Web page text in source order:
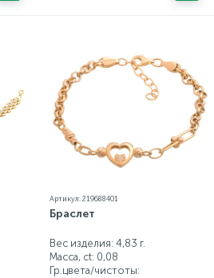
Артикул: 219688401
Браслет
Вес изделия: 4,83 г.
Масса, ct: 0,08
Гр.цвета/чистоты: